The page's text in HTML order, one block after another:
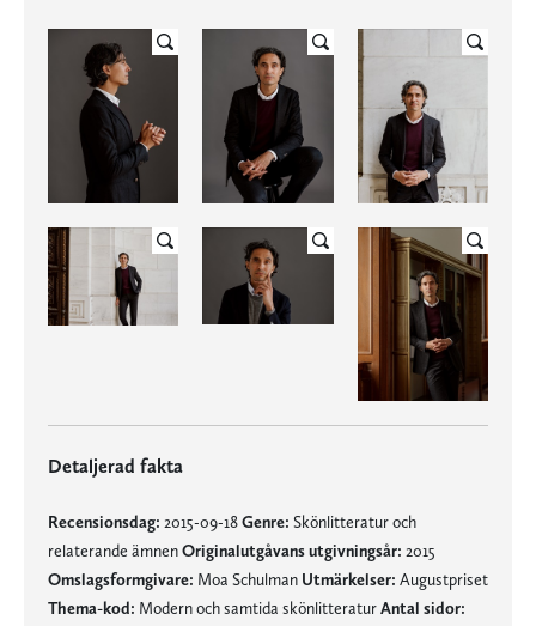
Detaljerad fakta
Recensionsdag: 2015-09-18Genre: Skönlitteratur och
relaterande ämnenOriginalutgåvans utgivningsår: 2015
Omslagsformgivare: Moa Schulman Utmärkelser: Augustpriset
Thema-kod: Modern och samtida skönlitteraturAntal sidor: